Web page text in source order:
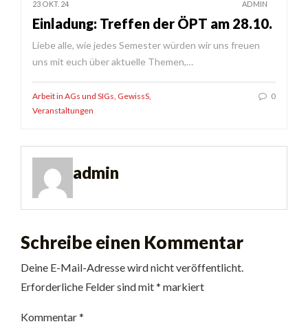
23 OKT. 24 ADMIN
Einladung: Treffen der ÖPT am 28.10.
Liebe alle, wie jedes Semester würden wir uns freuen
uns mit euch über aktuelle Themen,…
Arbeit in AGs und SIGs GewissS
Veranstaltungen
0
admin
Schreibe einen Kommentar
Deine E-Mail-Adresse wird nicht veröffentlicht.
Erforderliche Felder sind mit* markiert
Kommentar*